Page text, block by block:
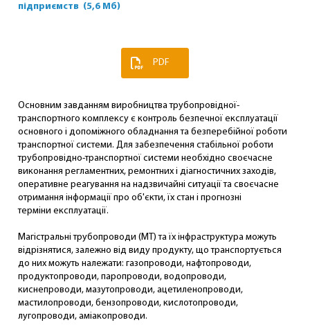
підприємств (5,6 Мб)
PDF
Основним завданням виробництва трубопровідної-
транспортного комплексу є контроль безпечної експлуатації
основного і допоміжного обладнання та безперебійної роботи
транспортної системи. Для забезпечення стабільної роботи
трубопровідно-транспортної системи необхідно своєчасне
виконання регламентних, ремонтних і діагностичних заходів,
оперативне реагування на надзвичайні ситуації та своєчасне
отримання інформації про об'єкти, їх стан і прогнозні
терміни експлуатації.
Магістральні трубопроводи (МТ) та їх інфраструктура можуть
відрізнятися, залежно від виду продукту, що транспортується
до них можуть належати: газопроводи, нафтопроводи,
продуктопроводи, паропроводи, водопроводи,
киснепроводи, мазутопроводи, ацетиленопроводи,
мастилопроводи, бензопроводи, кислотопроводи,
лугопроводи, аміакопроводи.